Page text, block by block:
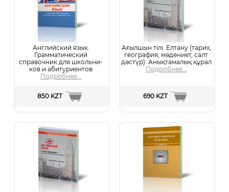
Английский язык.
Грамматический
справочник для школьни­
ков и абитуриентов
Подробнее...
850 KZT
Ағылшын тілі. Елтану (тарих,
география, мәдениет, салт
дәстүр). Анықтамалық құрал
Подробнее...
690 KZT